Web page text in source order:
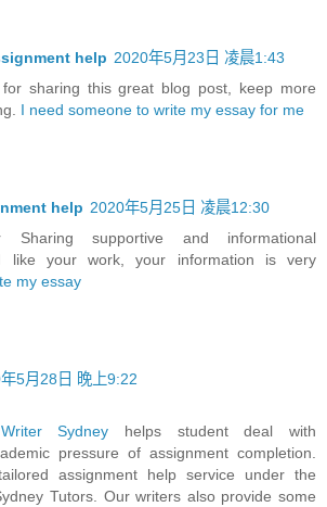
help 2020年5月23日 凌晨1:43
sharing this great blog post, keep more
I need someone to write my essay for me
help 2020年5月25日 凌晨12:30
Sharing supportive and informational
like your work, your information is very
my essay
5月28日 晚上9:22
Sydney helps student deal with
pressure of assignment completion.
assignment help service under the
Tutors. Our writers also provide some